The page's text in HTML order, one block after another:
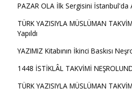
PAZAR OLA İlk Sergisini İstanbul'da
TÜRK YAZISIYLA MÜSLÜMAN
Yapıldı
YAZIMIZ Kitabının İkinci Baskısı
1448 İSTİKLÂL TAKVİMİ
TÜRK YAZISIYLA MÜSLÜMAN